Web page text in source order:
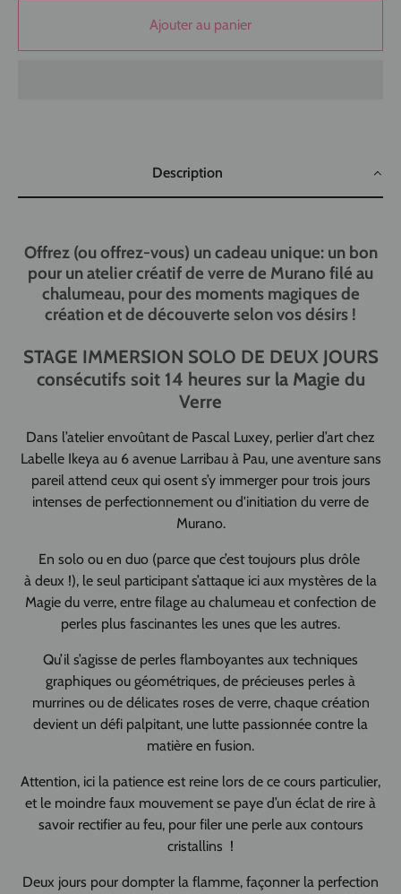
Ajouter au panier
Description
Offrez (ou offrez-vous) un cadeau unique: un bon
pour un atelier créatif de verre de Murano filé au
chalumeau, pour des moments magiques de
création et de découverte selon vos désirs !
STAGE IMMERSION SOLO DE DEUX JOURS
consécutifs soit 14 heures sur la Magie du
Verre
Dans l’atelier envoûtant de Pascal Luxey, perlier d’art chez
Labelle Ikeya au 6 avenue Larribau à Pau, une aventure sans
pareil attend ceux qui osent s’y immerger pour trois jours
intenses de perfectionnement ou d'initiation du verre de
Murano.
En solo ou en duo (parce que c’est toujours plus drôle
à deux !), le seul participant s’attaque ici aux mystères de la
Magie du verre, entre filage au chalumeau et confection de
perles plus fascinantes les unes que les autres.
Qu’il s’agisse de perles flamboyantes aux techniques
graphiques ou géométriques, de précieuses perles à
murrines ou de délicates roses de verre, chaque création
devient un défi palpitant, une lutte passionnée contre la
matière en fusion.
Attention, ici la patience est reine lors de ce cours particulier,
et le moindre faux mouvement se paye d’un éclat de rire à
savoir rectifier au feu, pour filer une perle aux contours
cristallins !
Deux jours pour dompter la flamme, façonner la perfection